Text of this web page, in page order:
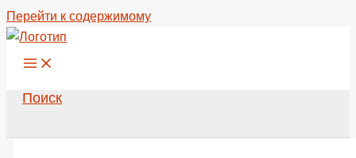
Перейти к содержимому
Поиск